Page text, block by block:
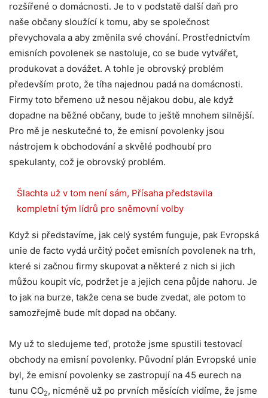
rozšířené o domácnosti. Je to v podstatě další daň pro
naše občany sloužící k tomu, aby se společnost
převychovala a aby změnila své chování. Prostřednictvím
emisních povolenek se nastoluje, co se bude vytvářet,
produkovat a dovážet. A tohle je obrovský problém
především proto, že tíha najednou padá na domácnosti.
Firmy toto břemeno už nesou nějakou dobu, ale když
dopadne na běžné občany, bude to ještě mnohem silnější.
Pro mě je neskutečné to, že emisní povolenky jsou
nástrojem k obchodování a skvělé podhoubí pro
spekulanty, což je obrovský problém.
Šlachta už v tom není sám, Přísaha představila
kompletní tým lídrů pro sněmovní volby
Když si představíme, jak celý systém funguje, pak Evropská
unie de facto vydá určitý počet emisních povolenek na trh,
které si začnou firmy skupovat a některé z nich si jich
můžou koupit víc, podržet je a jejich cena půjde nahoru. Je
to jak na burze, takže cena se bude zvedat, ale potom to
samozřejmě bude mít dopad na občany.
My už to sledujeme teď, protože jsme spustili testovací
obchody na emisní povolenky. Původní plán Evropské unie
byl, že emisní povolenky se zastropují na 45 eurech na
tunu CO2, nicméně už po prvních měsících vidíme, že jsme